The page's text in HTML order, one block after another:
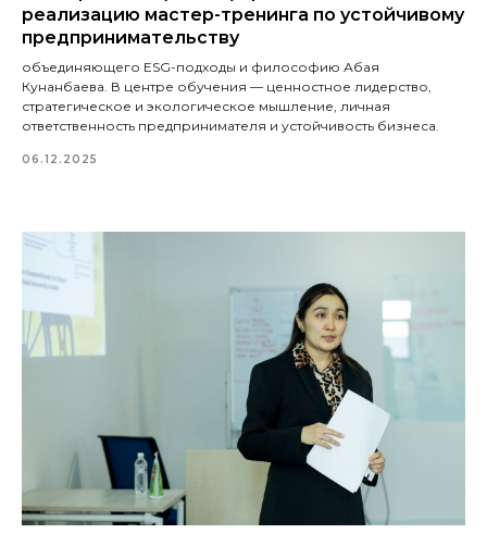
реализацию мастер-тренинга по устойчивому
предпринимательству
объединяющего ESG-подходы и философию Абая
Кунанбаева. В центре обучения — ценностное лидерство,
стратегическое и экологическое мышление, личная
ответственность предпринимателя и устойчивость бизнеса.
06.12.2025